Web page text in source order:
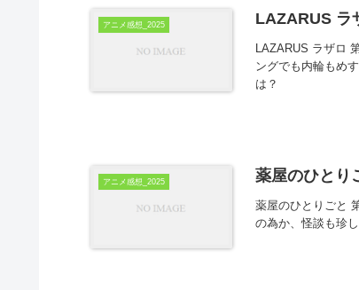
アニメ感想_2025 LAZARUS ラ
LAZARUS ラザロ
ングでも内輪もめ
は？
アニメ感想_2025 薬屋のひとり
薬屋のひとりごと
の為か、怪談も珍